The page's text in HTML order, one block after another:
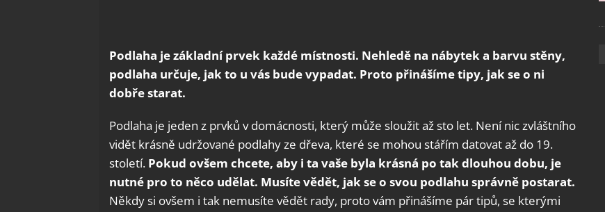
Podlaha je základní prvek každé místnosti. Nehledě na nábytek a barvu stěny,
podlaha určuje, jak to u vás bude vypadat. Proto přinášíme tipy, jak se o ni
dobře starat.
Podlaha je jeden z prvků v domácnosti, který může sloužit až sto let. Není nic zvláštního
vidět krásně udržované podlahy ze dřeva, které se mohou stářím datovat až do 19.
století. Pokud ovšem chcete, aby i ta vaše byla krásná po tak dlouhou dobu, je
nutné pro to něco udělat. Musíte vědět, jak se o svou podlahu správně postarat.
Někdy si ovšem i tak nemusíte vědět rady, proto vám přinášíme pár tipů, se kterými